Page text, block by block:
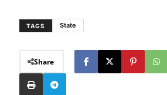
TAGS State
Share